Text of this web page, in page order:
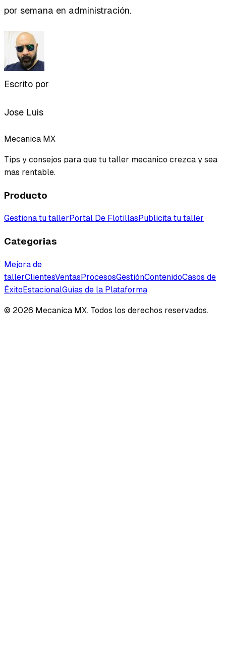
por semana en administración.
Escrito por
Jose Luis
Mecanica MX
Tips y consejos para que tu taller mecanico crezca y sea
mas rentable.
Producto
Gestiona tu taller Portal De Flotillas Publicita tu taller
Categorias
Mejora de
tallerClientesVentasProcesosGestiónContenidoCasos de
ÉxitoEstacionalGuías de la Plataforma
© 2026 Mecanica MX. Todos los derechos reservados.